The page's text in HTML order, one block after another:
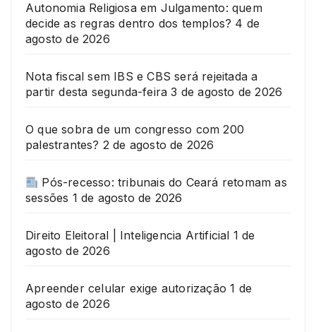
Autonomia Religiosa em Julgamento: quem
decide as regras dentro dos templos? 4 de
agosto de 2026
Nota fiscal sem IBS e CBS será rejeitada a
partir desta segunda-feira 3 de agosto de 2026
O que sobra de um congresso com 200
palestrantes? 2 de agosto de 2026
Pós-recesso: tribunais do Ceará retomam as
sessões 1 de agosto de 2026
Direito Eleitoral | Inteligencia Artificial 1 de
agosto de 2026
Apreender celular exige autorização 1 de
agosto de 2026